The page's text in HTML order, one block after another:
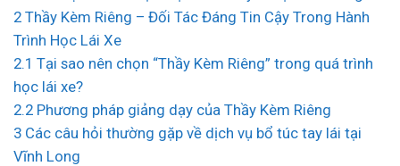
2 Thầy Kèm Riêng – Đối Tác Đáng Tin Cậy Trong Hành
Trình Học Lái Xe
2.1 Tại sao nên chọn “Thầy Kèm Riêng” trong quá trình
học lái xe?
2.2 Phương pháp giảng dạy của Thầy Kèm Riêng
3 Các câu hỏi thường gặp về dịch vụ bổ túc tay lái tại
Vĩnh Long